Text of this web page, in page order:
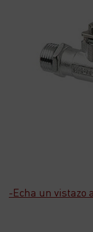
-Echa un vistazo